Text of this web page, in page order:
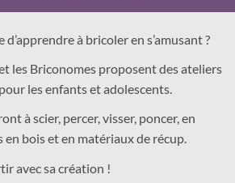
à bricoler en s’amusant ?
les Briconomes proposent des ateliers
les enfants et adolescents.
à scier, percer, visser, poncer, en
bois et en matériaux de récup.
avec sa création !